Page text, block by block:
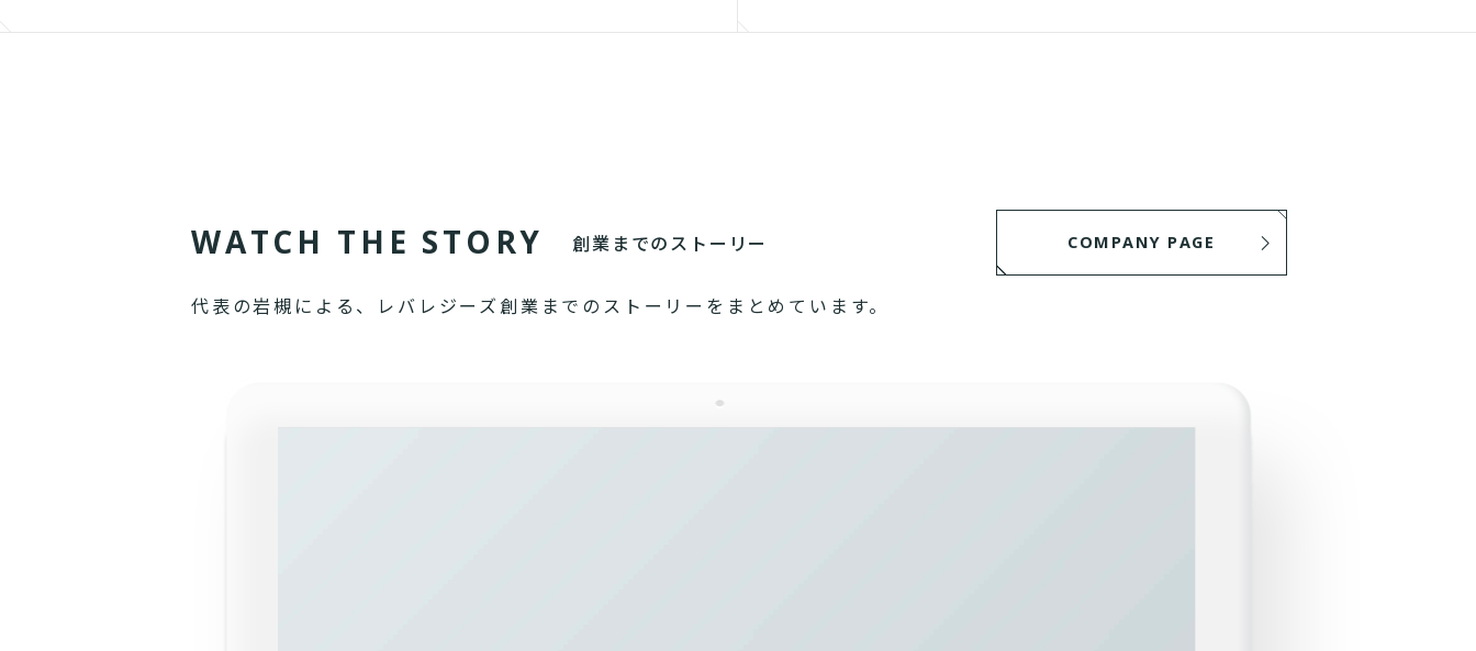
WATC H T H E STO RY 創業までのストーリー
代表の岩槻による、レバレジーズ創業までのストーリーをまとめています。
COMPANY PAGE